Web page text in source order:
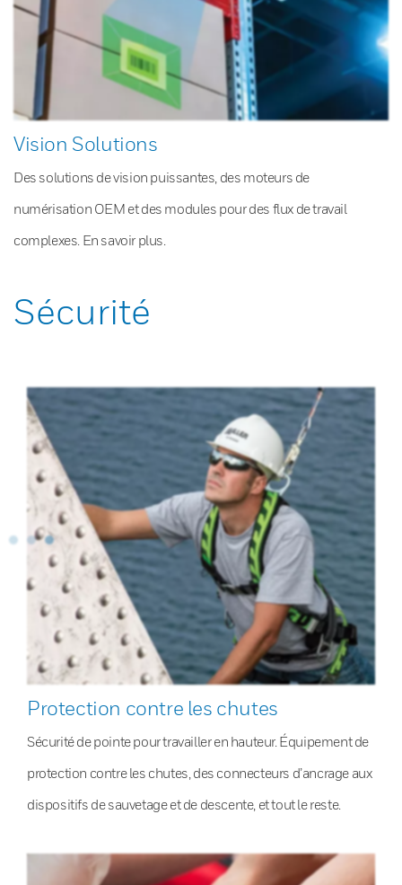
Vision Solutions
Des solutions de vision puissantes, des moteurs de
numérisation OEM et des modules pour des flux de travail
complexes. En savoir plus.
Sécurité
Protection contre les chutes
Sécurité de pointe pour travailler en hauteur. Équipement de
protection contre les chutes, des connecteurs d’ancrage aux
dispositifs de sauvetage et de descente, et tout le reste.